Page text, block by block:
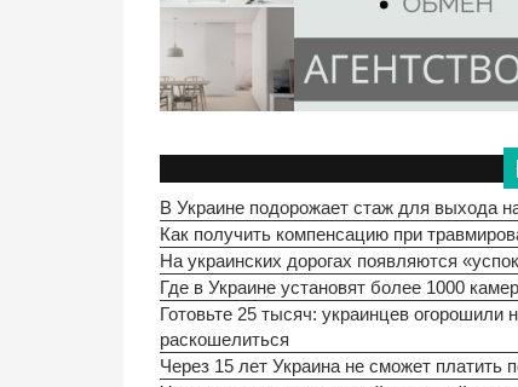
В Украине подорожает стаж для выхода
Как получить компенсацию при
На украинских дорогах появляются
Где в Украине установят более 1000
Готовьте 25 тысяч: украинцев огорошили
раскошелиться
Через 15 лет Украина не сможет